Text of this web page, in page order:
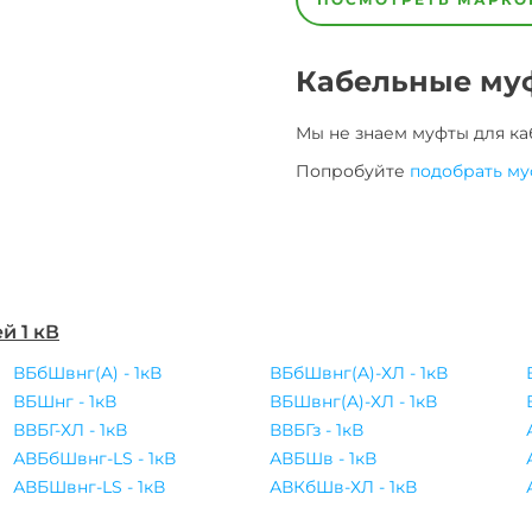
1кВ
1кВ
1кВ
1кВ
1кВ
1кВ
1кВ
1кВ
1кВ
1кВ
1кВ
1кВ
Кабельные
Мы не знаем муфты для
Попробуйте подобрать
1 кВ
ВБбШвнг(A) - 1кВ ВБбШвнг(A)-ХЛ - 1кВ
ВБШнг - 1кВ
ВБШвнг(A)-ХЛ - 1кВ
ВВБГ-ХЛ - 1кВ
ВВБГз - 1кВ
АВБбШвнг-LS - 1кВ
АВБШв - 1кВ
АВБШвнг-LS - 1кВ
АВКбШв-ХЛ - 1кВ